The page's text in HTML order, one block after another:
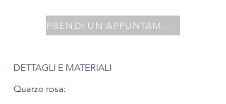
DETTAGLI E MATERIALI
Quarzo rosa: